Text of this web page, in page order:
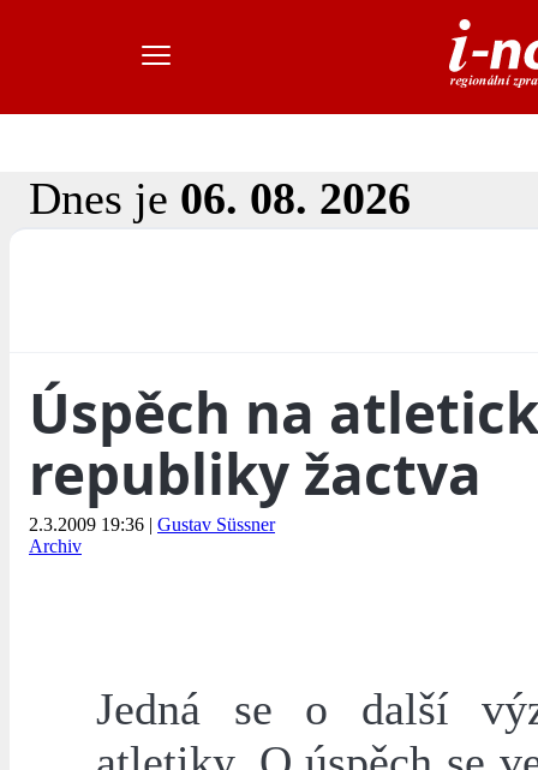
Dnes je 06. 08. 2026
Úspěch na
republiky žactva
2.3.2009 19:36 | Gustav Süssner
Archiv
Jedná se o další